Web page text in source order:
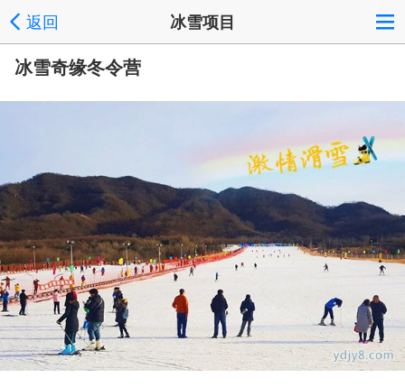
返回 冰雪项目
冰雪奇缘冬令营